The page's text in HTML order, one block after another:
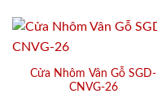
Cửa Nhôm Vân Gỗ SGD-
CNVG-26